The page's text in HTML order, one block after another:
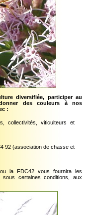
diversifiée, participer au
des couleurs à nos
:
collectivités, viticulteurs et
92 (association de chasse et
la FDC42 vous fournira les
certaines conditions, aux